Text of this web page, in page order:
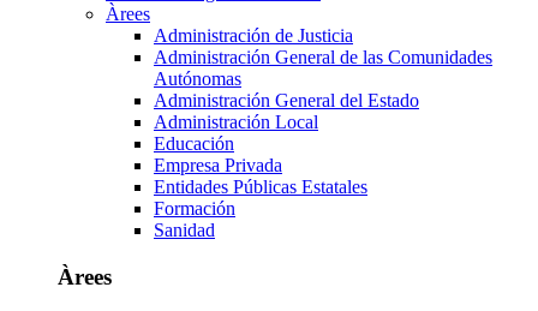
Àrees
Administración de Justicia
Administración General de las Comunidades
Autónomas
Administración General del Estado
Administración Local
Educación
Empresa Privada
Entidades Públicas Estatales
Formación
Sanidad
Àrees